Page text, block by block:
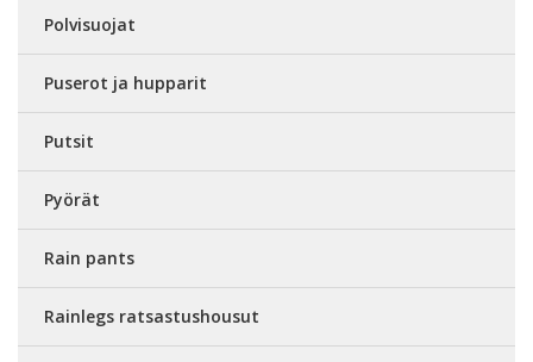
Polvisuojat
Puserot ja hupparit
Putsit
Pyörät
Rain pants
Rainlegs ratsastushousut